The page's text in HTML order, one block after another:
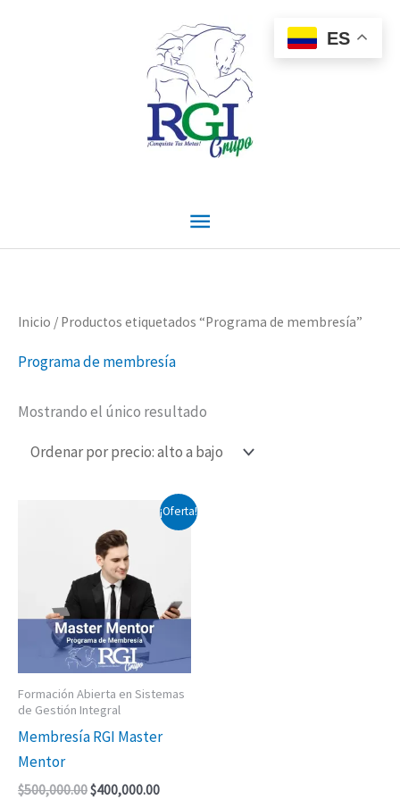
Menú
principal
Inicio / Productos etiquetados “Programa de membresía”
Programa de membresía
Mostrando el único resultado
¡Oferta!
Formación Abierta en Sistemas
de Gestión Integral
Membresía RGI Master
Mentor
$500,000.00
original
era:
$500,000.00.
$400,000.00
El
precio
ES